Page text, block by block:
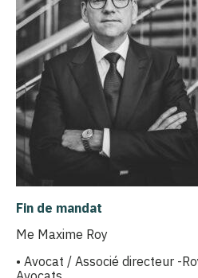
Fin de mandat
Me Maxime Roy
• Avocat / Associé directeur -